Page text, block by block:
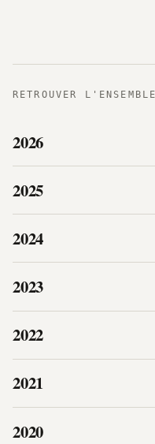
RETROUVER
2026
2025
2024
2023
2022
2021
2020